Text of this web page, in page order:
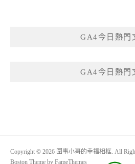
GA4今日熱門
GA4今日熱門
Copyright © 2026 圍事小哥的幸福相框. All
Boston Theme by FameThemes